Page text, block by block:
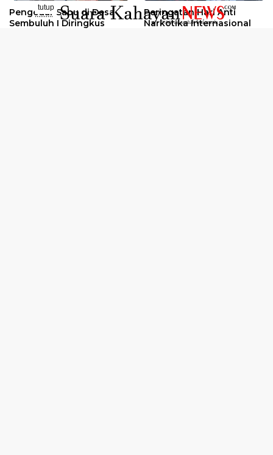
Pengedar Sabu di Desa
Sembuluh I Diringkus
Peringatan Hari Anti
Narkotika Internasional
tutup
..........